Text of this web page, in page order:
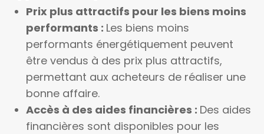
Prix plus attractifs pour les biens moins
performants : Les biens moins
performants énergétiquement peuvent
être vendus à des prix plus attractifs,
permettant aux acheteurs de réaliser une
bonne affaire.
Accès à des aides financières : Des aides
financières sont disponibles pour les